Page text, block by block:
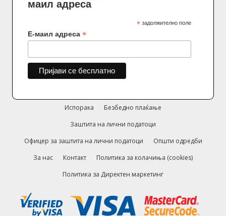
маил адреса
* задолжително поле
Е-маил адреса *
Испорака
Безбедно плаќање
Заштита на лични податоци
Офицер за заштита на лични податоци
Општи одредби
За нас
Контакт
Политика за колачиња (cookies)
Политика за Директен маркетинг